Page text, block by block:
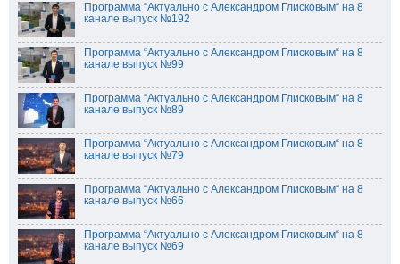
Программа “Актуально с Александром Глисковым“ на 8
канале выпуск №192
Программа “Актуально с Александром Глисковым“ на 8
канале выпуск №99
Программа “Актуально с Александром Глисковым“ на 8
канале выпуск №89
Программа “Актуально с Александром Глисковым“ на 8
канале выпуск №79
Программа “Актуально с Александром Глисковым“ на 8
канале выпуск №66
Программа “Актуально с Александром Глисковым“ на 8
канале выпуск №69